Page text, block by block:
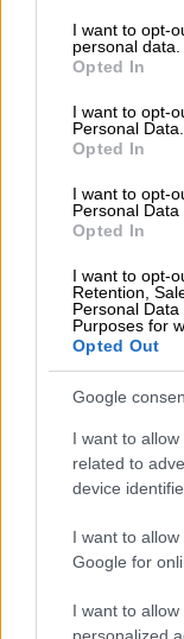
not limited to your
grant or deny
use your data for
consent section.
I want to opt-
personal data.
Opted In
I want to opt-
Personal Data.
Opted In
I want to opt-
Personal Data
Opted In
I want to opt-
Retention,
Personal
Purposes for
Opted Out
Google
I want to
related to
device
I want to
Google for
I want to
Σοβαρά
κακοκαιρία
Ελλάδα|
του